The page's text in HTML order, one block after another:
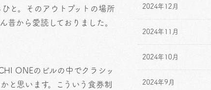
と。そのアウトプットの場所
昔から愛読しておりました。
ONEのビルの中でクラシッ
と思います。こういう食券制
2024年12月
2024年11月
2024年10月
2024年9月